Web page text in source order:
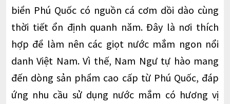
biển Phú Quốc có nguồn cá cơm dồi dào cùng
thời tiết ổn định quanh năm. Đây là nơi thích
hợp để làm nên các giọt nước mắm ngon nổi
danh Việt Nam. Vì thế, Nam Ngư tự hào mang
đến dòng sản phẩm cao cấp từ Phú Quốc, đáp
ứng nhu cầu sử dụng nước mắm có hương vị